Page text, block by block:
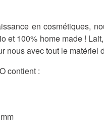
en cosmétiques,
et 100% home made !
nous avec tout le matériel
contient :